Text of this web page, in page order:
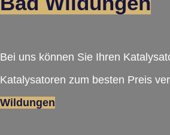
Bei uns können Sie Ihren
Katalysatoren zum besten Preis
Wildungen